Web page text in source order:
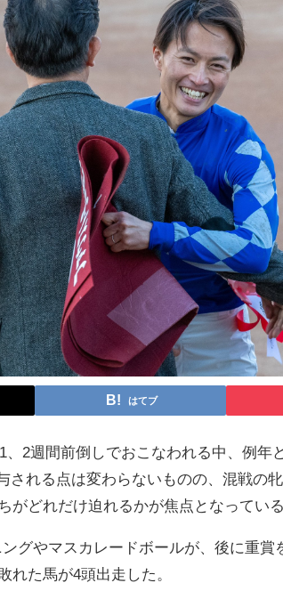
はてブ
2週間前倒しでおこなわれる中、例年
される点は変わらないものの、混戦の
どれだけ迫れるかが焦点となっている
グやマスカレードボールが、後に重
れた馬が4頭出走した。